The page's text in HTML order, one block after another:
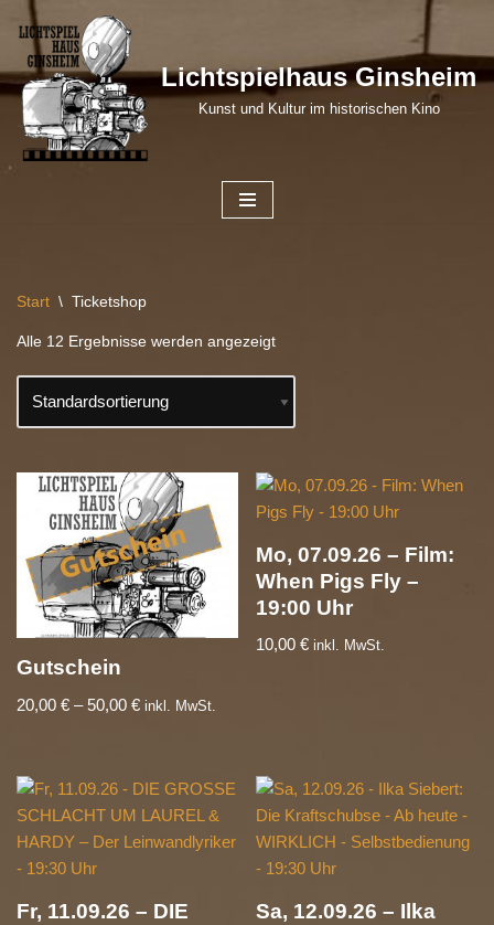
Zum
Inhalt
springen
Lichtspielhaus Ginsheim
Kunst und Kultur im historischen Kino
Start \ Ticketshop
Alle 12 Ergebnisse werden angezeigt
Gutschein
20,00 € – 50,00 € inkl. MwSt.
Mo, 07.09.26 – Film:
When Pigs Fly –
19:00 Uhr
10,00€ inkl. MwSt.
Fr, 11.09.26 – DIE
Sa, 12.09.26 – Ilka